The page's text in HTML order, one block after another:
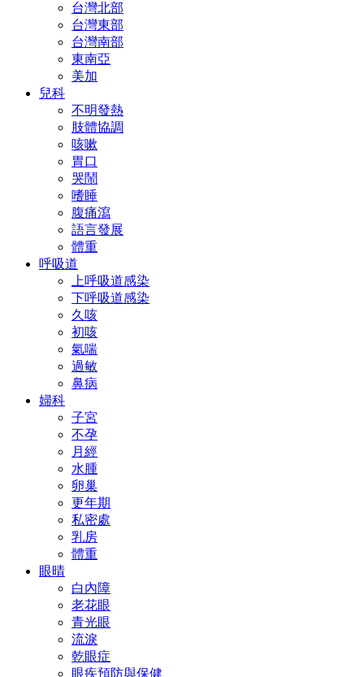
台灣北部
台灣東部
台灣南部
東南亞
美加
兒科
不明發熱
肢體協調
咳嗽
胃口
哭鬧
嗜睡
腹痛瀉
語言發展
體重
呼吸道
上呼吸道感染
下呼吸道感染
久咳
初咳
氣喘
過敏
鼻病
婦科
子宮
不孕
月經
水腫
卵巢
更年期
私密處
乳房
體重
眼晴
白內障
老花眼
青光眼
流淚
乾眼症
眼疾預防與保健